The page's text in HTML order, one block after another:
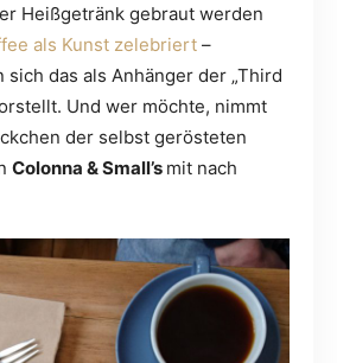
Heißgetränk gebraut werden
als Kunst zelebriert –
sich das als Anhänger der „Third
Und wer möchte, nimmt
der selbst gerösteten
Colonna & Small’s mit nach